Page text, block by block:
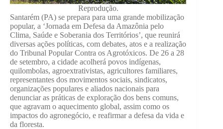
Reprodução.
Santarém (PA) se prepara para uma grande mobilização
popular, a ‘Jornada em Defesa da Amazônia pelo
Clima, Saúde e Soberania dos Territórios’, que reunirá
diversas ações políticas, com debates, atos e a realização
do Tribunal Popular Contra os Agrotóxicos. De 26 a 28
de setembro, a cidade acolherá povos indígenas,
quilombolas, agroextrativistas, agricultores familiares,
representantes dos movimentos sociais, sindicatos,
organizações populares e aliados nacionais para
denunciar as práticas de exploração dos bens comuns,
que agravam o aquecimento global, assim como os
impactos do agronegócio, e reafirmar a defesa da vida e
da floresta.